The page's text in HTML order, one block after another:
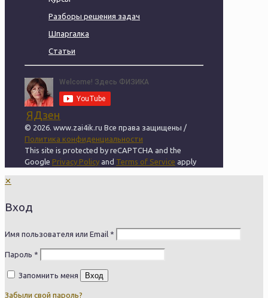
Разборы решения задач
Шпаргалка
Статьи
ЯДзен
© 2026. www.zai4ik.ru Все права защищены /
Политика конфиденциальности
This site is protected by reCAPTCHA and the
Google Privacy Policy and Terms of Service apply
✕
Вход
Имя пользователя или Email *
Пароль *
Запомнить меня Вход
Забыли свой пароль?